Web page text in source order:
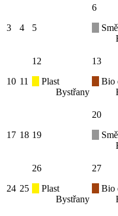
3 4 5
6
10 11
12
Plast
Bystřany
13
Bio
17 18 19
20
24 25
26
Plast
Bystřany
27
Bio